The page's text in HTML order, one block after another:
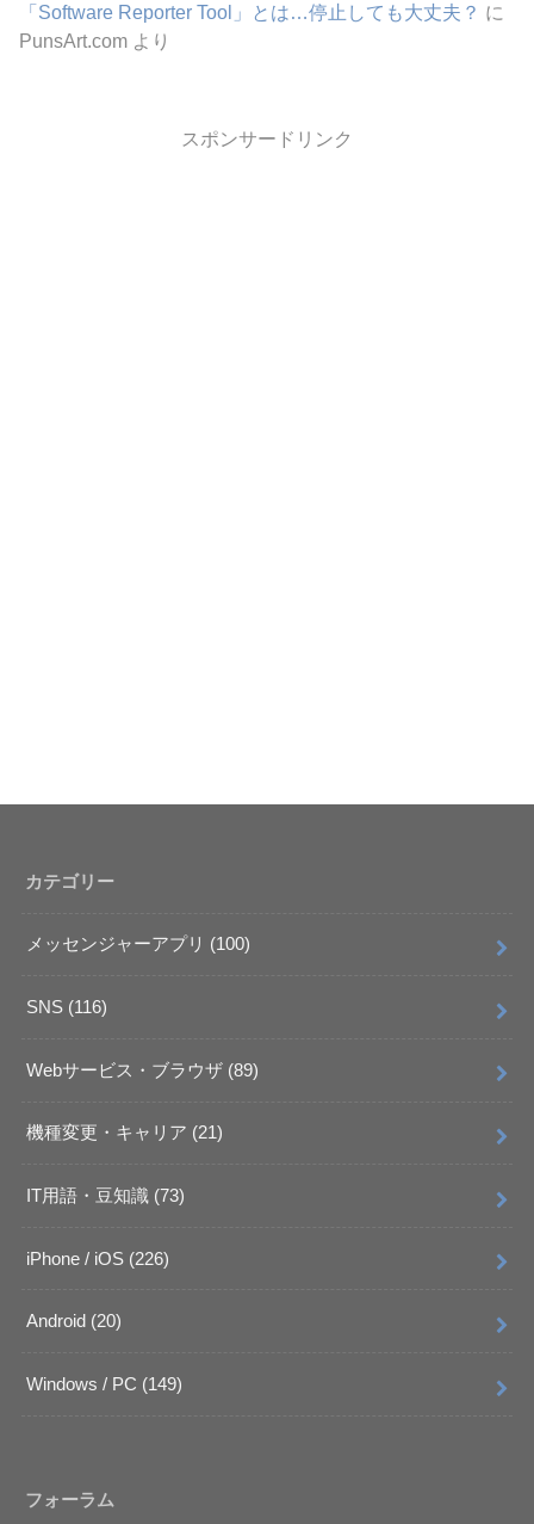
「Software Reporter Tool」とは…停止しても大丈夫？ に
PunsArt.com より
スポンサードリンク
カテゴリー
メッセンジャーアプリ (100)
SNS (116)
Webサービス・ブラウザ (89)
機種変更・キャリア (21)
IT用語・豆知識 (73)
iPhone / iOS (226)
Android (20)
Windows / PC (149)
フォーラム